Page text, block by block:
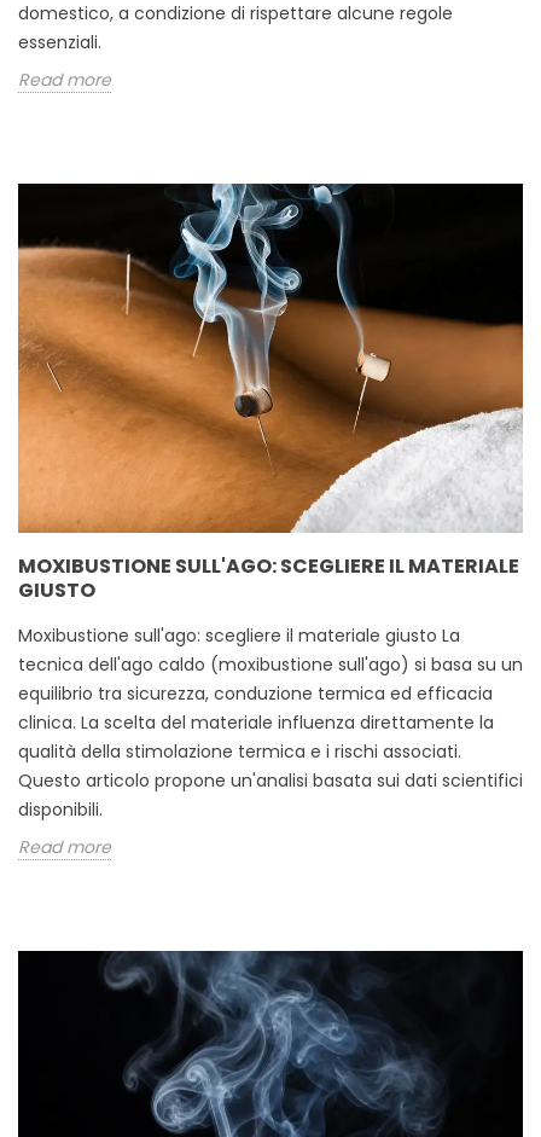
domestico, a condizione di rispettare alcune regole
essenziali.
Read more
MOXIBUSTIONE SULL'AGO: SCEGLIERE IL MATERIALE
GIUSTO
Moxibustione sull'ago: scegliere il materiale giusto La
tecnica dell'ago caldo (moxibustione sull'ago) si basa su un
equilibrio tra sicurezza, conduzione termica ed efficacia
clinica. La scelta del materiale influenza direttamente la
qualità della stimolazione termica e i rischi associati.
Questo articolo propone un'analisi basata sui dati scientifici
disponibili.
Read more